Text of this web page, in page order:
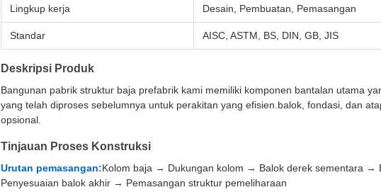
Lingkup kerja Desain, Pembuatan, Pemasangan
Standar AISC, ASTM, BS, DIN, GB, JIS
Deskripsi Produk
Bangunan pabrik struktur baja prefabrik kami memiliki komponen bantalan utama
yang telah diproses sebelumnya untuk perakitan yang efisien.balok, fondasi, dan
opsional.
Tinjauan Proses Konstruksi
Urutan pemasangan:Kolom baja → Dukungan kolom → Balok derek sementara →
Penyesuaian balok akhir → Pemasangan struktur pemeliharaan